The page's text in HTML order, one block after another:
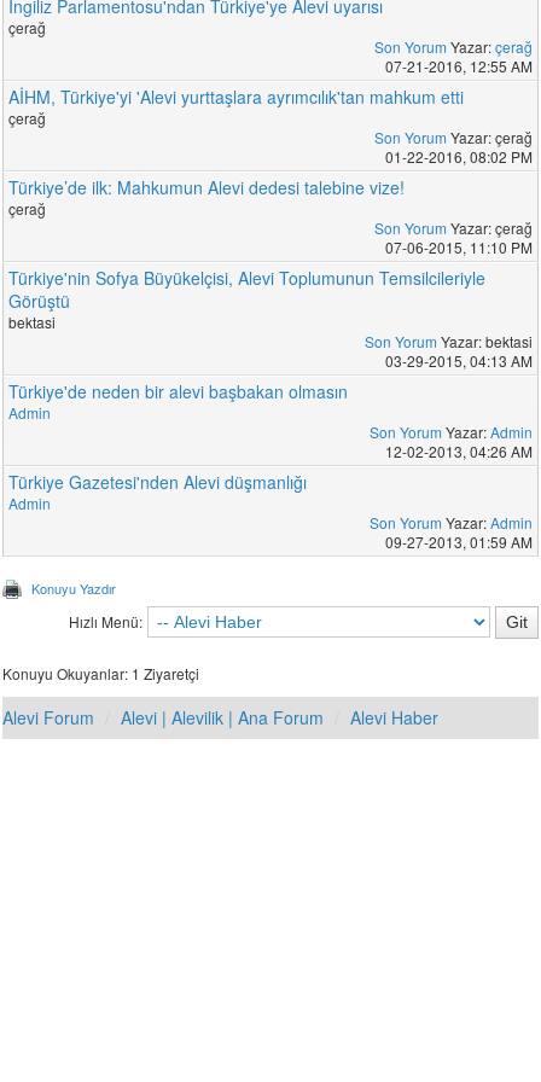
İngiliz Parlamentosu'ndan Türkiye'ye Alevi uyarısı
çerağ
Son Yorum Yazar:çerağ
07-21-2016, 12:55 AM
AİHM, Türkiye'yi 'Alevi yurttaşlara ayrımcılık'tan mahkum etti
çerağ
Son Yorum Yazar: çerağ
01-22-2016, 08:02 PM
Türkiye’de ilk: Mahkumun Alevi dedesi talebine vize!
çerağ
Son Yorum Yazar: çerağ
07-06-2015, 11:10 PM
Türkiye'nin Sofya Büyükelçisi, Alevi Toplumunun Temsilcileriyle
Görüştü
bektasi
Son Yorum Yazar: bektasi
03-29-2015, 04:13 AM
Türkiye'de neden bir alevi başbakan olmasın
Admin
Son Yorum Yazar:Admin
12-02-2013, 04:26 AM
Türkiye Gazetesi'nden Alevi düşmanlığı
Admin
Son Yorum Yazar:Admin
09-27-2013, 01:59 AM
Konuyu Yazdır
Hızlı Menü:
Konuyu Okuyanlar: 1 Ziyaretçi
Alevi Forum Alevi | Alevilik | Ana Forum Alevi Haber